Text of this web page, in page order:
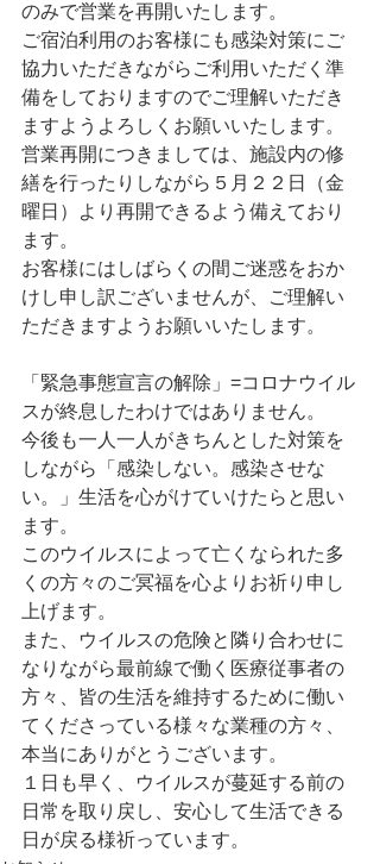
のみで営業を再開いたします。
ご宿泊利用のお客様にも感染対策にご
協力いただきながらご利用いただく準
備をしておりますのでご理解いただき
ますようよろしくお願いいたします。
営業再開につきましては、施設内の修
繕を行ったりしながら５月２２日（金
曜日）より再開できるよう備えており
ます。
お客様にはしばらくの間ご迷惑をおか
けし申し訳ございませんが、ご理解い
ただきますようお願いいたします。
「緊急事態宣言の解除」=コロナウイル
スが終息したわけではありません。
今後も一人一人がきちんとした対策を
しながら「感染しない。感染させな
い。」生活を心がけていけたらと思い
ます。
このウイルスによって亡くなられた多
くの方々のご冥福を心よりお祈り申し
上げます。
また、ウイルスの危険と隣り合わせに
なりながら最前線で働く医療従事者の
方々、皆の生活を維持するために働い
てくださっている様々な業種の方々、
本当にありがとうございます。
１日も早く、ウイルスが蔓延する前の
日常を取り戻し、安心して生活できる
日が戻る様祈っています。